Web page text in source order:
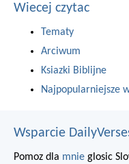
Wiecej czytac
Tematy
Arciwum
Ksiazki Biblijne
Najpopularniejsze
Wsparcie
Pomoz dla mnie glosic